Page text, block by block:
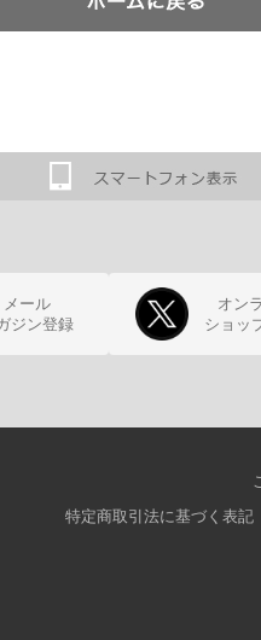
メール
ジン登録
オン
ショッ
特定商取引法に基づく表記